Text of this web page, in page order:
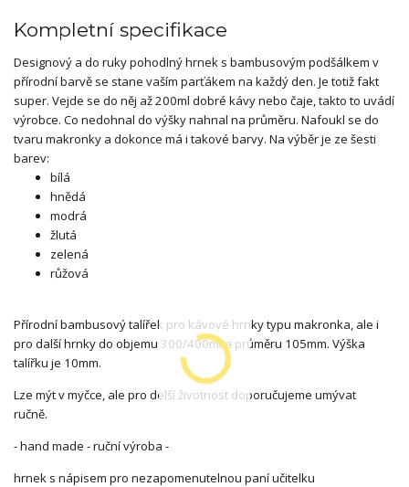
Kompletní specifikace
Designový a do ruky pohodlný hrnek s bambusovým podšálkem v
přírodní barvě se stane vaším parťákem na každý den. Je totiž fakt
super. Vejde se do něj až 200ml dobré kávy nebo čaje, takto to uvádí
výrobce. Co nedohnal do výšky nahnal na průměru. Nafoukl se do
tvaru makronky a dokonce má i takové barvy. Na výběr je ze šesti
barev:
bílá
hnědá
modrá
žlutá
zelená
růžová
Přírodní bambusový talířek pro kávové hrnky typu makronka, ale i
pro další hrnky do objemu 300/400ml a průměru 105mm. Výška
talířku je 10mm.
Lze mýt v myčce, ale pro delší životnost doporučujeme umývat
ručně.
- hand made - ruční výroba -
hrnek s nápisem pro nezapomenutelnou paní učitelku